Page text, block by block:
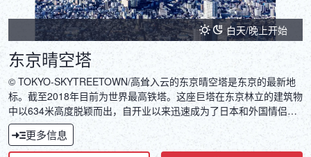
白天/晚上开始
东京晴空塔
© TOKYO-SKYTREETOWN/高耸入云的东京晴空塔是东京的最新地
标。截至2018年目前为世界最高铁塔。这座巨塔在东京林立的建筑物
中以634米高度脱颖而出，自开业以来迅速成为了日本和外国情侣的
热门约会圣地。
更多信息